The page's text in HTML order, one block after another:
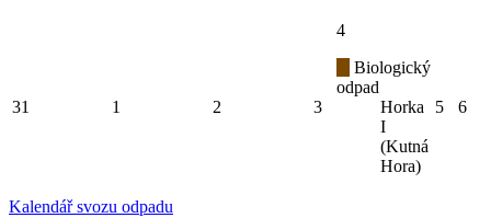
31 1 2 3
4
Biologický
odpad
Horka
I
(Kutná
Hora)
5 6
Kalendář svozu odpadu